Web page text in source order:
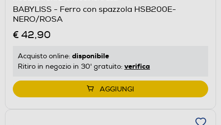
BABYLISS - Ferro con spazzola HSB200E-
NERO/ROSA
€ 42,90
Acquisto online: disponibile
Ritiro in negozio in 30' gratuito: verifica
AGGIUNGI